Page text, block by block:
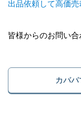
出品依頼して高価売
皆様からのお問い合
カバ